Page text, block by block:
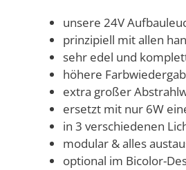
unsere 24V
prinzipiell mit allen
sehr edel und
höhere
extra großer
ersetzt mit nur 6W
in 3 verschiedenen
modular & alles
optional im Bicolor-